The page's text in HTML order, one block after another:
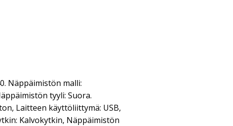
Näppäimistön malli:
tyyli: Suora.
Laitteen käyttöliittymä: USB,
Kalvokytkin, Näppäimistön